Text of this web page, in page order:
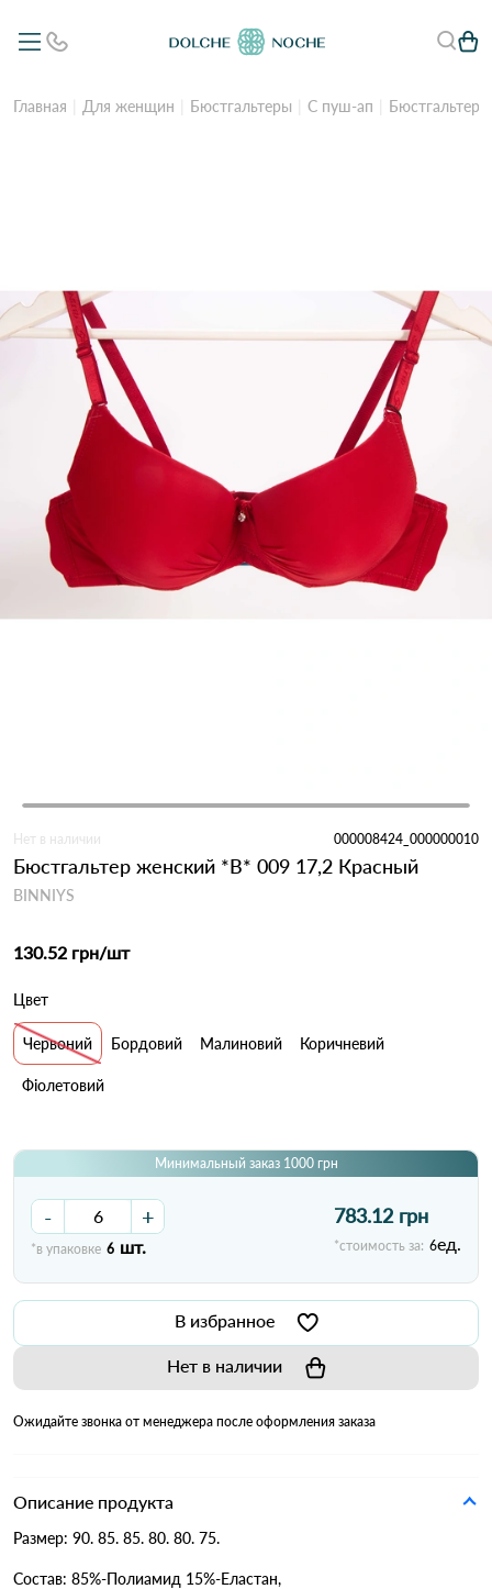
Главная Для женщин Бюстгальтеры С пуш-ап Бюстгальтер
Нет в наличии 000008424_000000010
Бюстгальтер женский *B* 009 17,2 Красный
BINNIYS
130.52 грн/шт
Цвет
Червоний Бордовий Малиновий Коричневий
Фіолетовий
Минимальный заказ 1000 грн
- +
*в упаковке 6 шт.
783.12 грн
*стоимость за: 6ед.
В избранное
Нет в наличии
Ожидайте звонка от менеджера после оформления заказа
Описание продукта
Размер: 90. 85. 85. 80. 80. 75.
Состав: 85%-Полиамид 15%-Еластан,